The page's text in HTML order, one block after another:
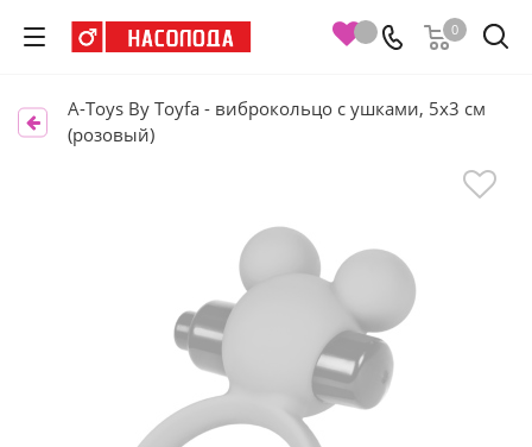
0
A-Toys By Toyfa - виброкольцо с ушками, 5х3 см
(розовый)